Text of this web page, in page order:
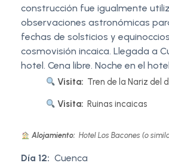
construcción fue igualmente
observaciones astronómicas
fechas de solsticios y
cosmovisión incaica. Llegada a
hotel. Cena libre. Noche en el
Visita: Tren de la Nariz del
Visita: Ruinas incaicas
Alojamiento: Hotel Los Bacones (o
Día 12: Cuenca